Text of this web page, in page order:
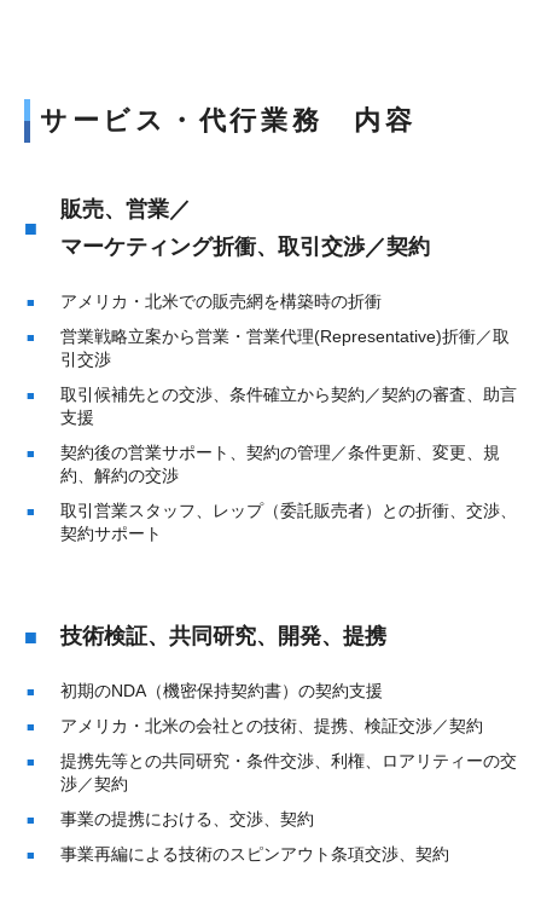
サービス・代行業務 内容
販売、営業／
マーケティング折衝、取引交渉／契約
アメリカ・北米での販売網を構築時の折衝
営業戦略立案から営業・営業代理(Representative)折衝／取
引交渉
取引候補先との交渉、条件確立から契約／契約の審査、助言
支援
契約後の営業サポート、契約の管理／条件更新、変更、規
約、解約の交渉
取引営業スタッフ、レップ（委託販売者）との折衝、交渉、
契約サポート
技術検証、共同研究、開発、提携
初期のNDA（機密保持契約書）の契約支援
アメリカ・北米の会社との技術、提携、検証交渉／契約
提携先等との共同研究・条件交渉、利権、ロアリティーの交
渉／契約
事業の提携における、交渉、契約
事業再編による技術のスピンアウト条項交渉、契約